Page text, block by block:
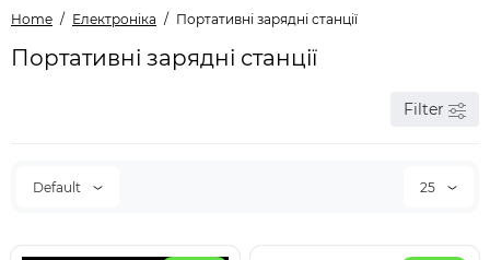
Home Електроніка Портативні зарядні станції
Портативні зарядні станції
Filter
Default 25